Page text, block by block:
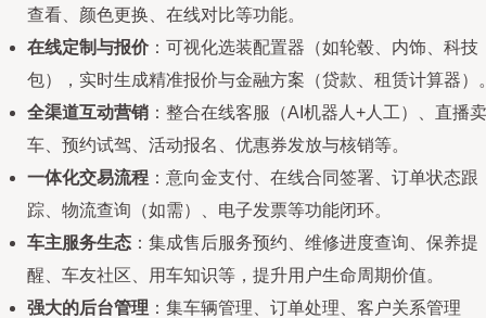
查看、颜色更换、在线对比等功能。
在线定制与报价：可视化选装配置器（如轮毂、内饰、科技
包），实时生成精准报价与金融方案（贷款、租赁计算器）
全渠道互动营销 ：整合在线客服（AI机器人+人工）、直播卖
车、预约试驾、活动报名、优惠券发放与核销等。
一体化交易流程 ：意向金支付、在线合同签署、订单状态跟
踪、物流查询（如需）、电子发票等功能闭环。
车主服务生态 ：集成售后服务预约、维修进度查询、保养提
醒、车友社区、用车知识等，提升用户生命周期价值。
强大的后台管理 ：集车辆管理、订单处理、客户关系管理